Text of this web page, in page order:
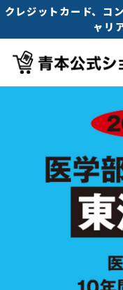
クレジットカード、
ャリ